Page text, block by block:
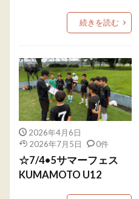
続きを読む
2026年4月6日
2026年7月5日
0件
☆7/4•5サマーフェス
KUMAMOTO U12